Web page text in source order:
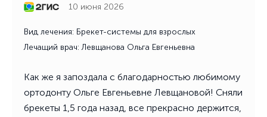
10 июня 2026
Вид лечения: Брекет-системы для взрослых
Лечащий врач: Левщанова Ольга Евгеньевна
Как же я запоздала с благодарностью любимому
ортодонту Ольге Евгеньевне Левщановой! Сняли
брекеты 1,5 года назад, все прекрасно держится,